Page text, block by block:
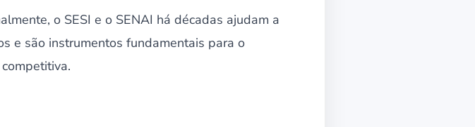
o SESI e o SENAI há décadas ajudam a
e são instrumentos fundamentais para o